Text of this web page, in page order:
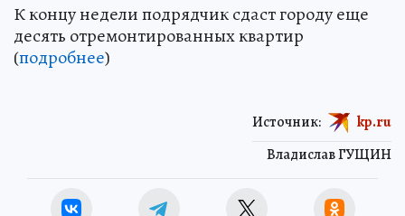
К концу недели подрядчик сдаст городу еще
десять отремонтированных квартир
(подробнее)
Владислав ГУЩИН
Источник: kp.ru